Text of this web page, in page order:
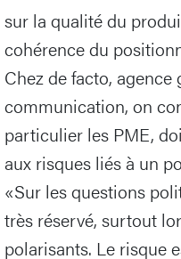
sur la qualité du
cohérence du
Chez de facto, agence
communication, on
particulier les PME,
aux risques liés à un
«Sur les questions
très réservé, surtout
polarisants. Le risque